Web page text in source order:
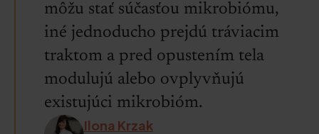
môžu stať súčasťou mikrobiómu,
iné jednoducho prejdú tráviacim
traktom a pred opustením tela
modulujú alebo ovplyvňujú
existujúci mikrobióm.
Ilona Krzak